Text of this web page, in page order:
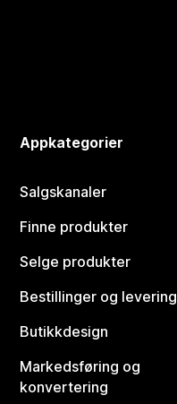
Appkategorier
Salgskanaler
Finne produkter
Selge produkter
Bestillinger og levering
Butikkdesign
Markedsføring og
konvertering